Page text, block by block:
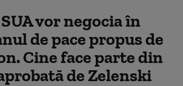
vor negocia în
de pace propus de
Cine face parte din
de Zelenski